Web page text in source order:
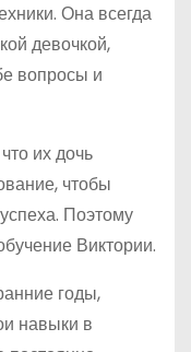
Она всегда
девочкой,
вопросы и
их дочь
чтобы
Поэтому
Виктории.
годы,
навыки в